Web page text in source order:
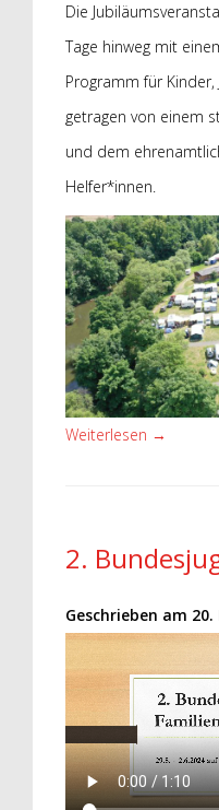
Die
Tage hinweg mit
Programm für
getragen von einem
und dem
Helfer*innen.
Weiterlesen →
2.
Geschrieben am 20.